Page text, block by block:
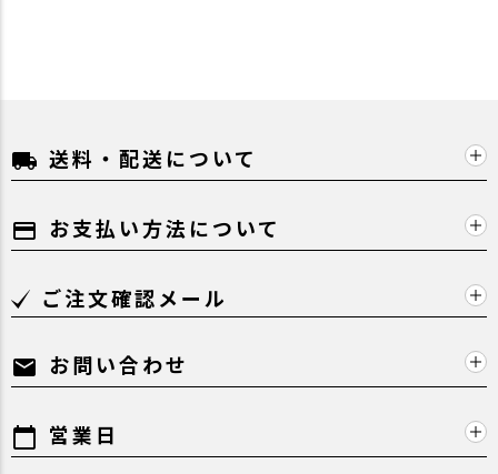
local_shipping 送料・配送について
payment お支払い方法について
ご注文確認メール
mail お問い合わせ
calendar_today 営業日